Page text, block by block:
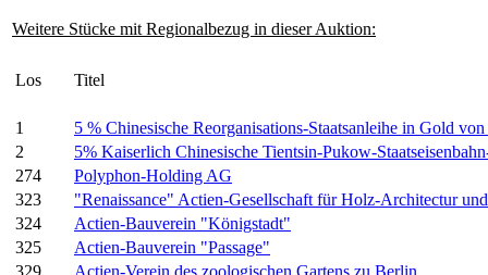
Weitere Stücke mit Regionalbezug in dieser Auktion:
Los Titel
1
5 % Chinesische Reorganisations-Staatsanleihe in Gold
2
5% Kaiserlich Chinesische Tientsin-Pukow-
274
Polyphon-Holding AG
323
"Renaissance" Actien-Gesellschaft für Holz-Architectur
324
Actien-Bauverein "Königstadt"
325
Actien-Bauverein "Passage"